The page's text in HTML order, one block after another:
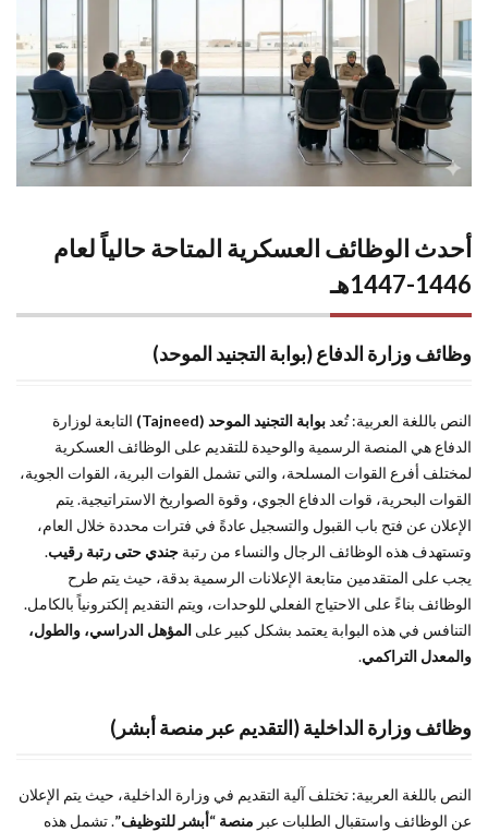
دليل
القطاعات
العسكرية:
الفرق بين
وزارة
الوطني
5
على
بنجاح
(شرح
عملي)
6
الوظائف
العسكرية
للنساء:
التخصصات
وشروط
القبول
7 سلم
الجديد:
تفاصيل
أحدث الوظائف العسكرية المتاحة حالياً لعام
1446-1447هـ
وظائف وزارة الدفاع (بوابة التجنيد الموحد)
النص باللغة العربية: تُعدبوابة التجنيد الموحد (Tajneed)
التابعة لوزارة
الدفاع هي المنصة الرسمية والوحيدة للتقديم على الوظائف العسكرية
لمختلف أفرع القوات المسلحة، والتي تشمل القوات البرية، القوات الجوية،
القوات البحرية، قوات الدفاع الجوي، وقوة الصواريخ الاستراتيجية. يتم
الإعلان عن فتح باب القبول والتسجيل عادةً في فترات محددة خلال العام،
وتستهدف هذه الوظائف الرجال والنساء من رتبة جندي حتى رتبة رقيب.
يجب على المتقدمين متابعة الإعلانات الرسمية بدقة، حيث يتم طرح
الوظائف بناءً على الاحتياج الفعلي للوحدات، ويتم التقديم إلكترونياً بالكامل.
التنافس في هذه البوابة يعتمد بشكل كبير على المؤهل الدراسي، والطول،
والمعدل التراكمي.
وظائف وزارة الداخلية (التقديم عبر منصة أبشر)
النص باللغة العربية: تختلف آلية التقديم في وزارة الداخلية، حيث يتم الإعلان
عن الوظائف واستقبال الطلبات عبر منصة “أبشر للتوظيف”. تشمل هذه